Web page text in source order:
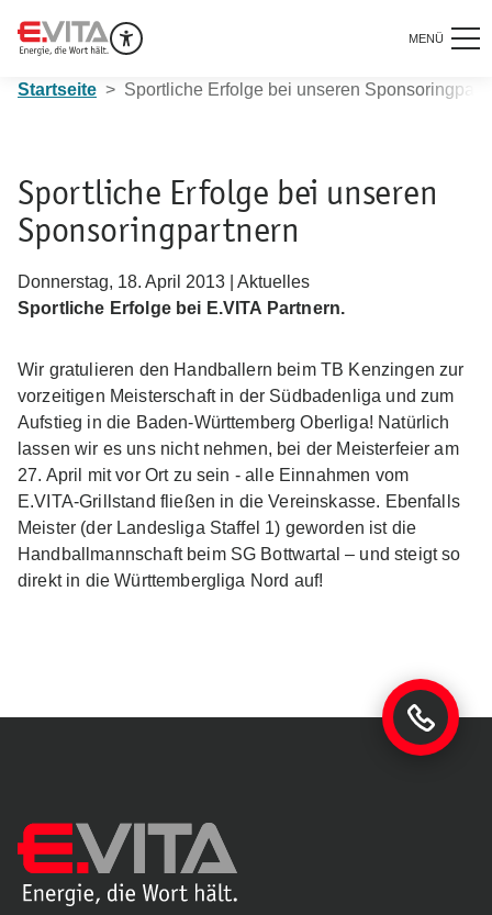
MENÜ
Startseite Sportliche Erfolge bei unseren
Sportliche Erfolge bei unseren
Sponsoringpartnern
Donnerstag, 18. April 2013 | Aktuelles
Sportliche Erfolge bei E.VITA Partnern.
Wir gratulieren den Handballern beim TB Kenzingen zur
vorzeitigen Meisterschaft in der Südbadenliga und zum
Aufstieg in die Baden-Württemberg Oberliga! Natürlich
lassen wir es uns nicht nehmen, bei der Meisterfeier am
27. April mit vor Ort zu sein - alle Einnahmen vom
E.VITA-Grillstand fließen in die Vereinskasse. Ebenfalls
Meister (der Landesliga Staffel 1) geworden ist die
Handballmannschaft beim SG Bottwartal – und steigt so
direkt in die Württembergliga Nord auf!